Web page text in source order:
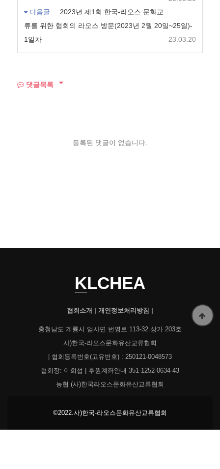
다음글
2023년 제1회 한국-라오스 문화교
류를 위한 협회의 라오스 방문(2023년 2월 20일~25일)-
1일차
23.03.20
댓글목록
등록된 댓글이 없습니다.
KLCHEA
협회소개 개인정보처리방침
충청남도 계룡시 엄사면 번영로 113-32 상가 203호
사)한국-라오스문화유산교류협회
| 협회등록번호(고유번호) : 250121-0048573
협회장: 이희섭 | 후원계좌안내 351-1252-0634-43
농협 (사)한국라오스문화유산교류협회
©2022.사)한국-라오스문화유산교류협회